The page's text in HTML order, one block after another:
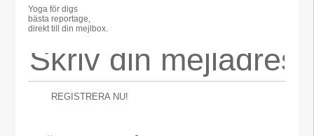
Yoga för digs
bästa reportage,
direkt till din mejlbox.
REGISTRERA NU!